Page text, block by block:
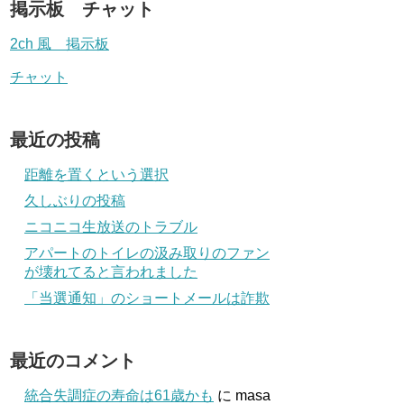
掲示板 チャット
2ch 風 掲示板
チャット
最近の投稿
距離を置くという選択
久しぶりの投稿
ニコニコ生放送のトラブル
アパートのトイレの汲み取りのファン
が壊れてると言われました
「当選通知」のショートメールは詐欺
最近のコメント
統合失調症の寿命は61歳かも に masa